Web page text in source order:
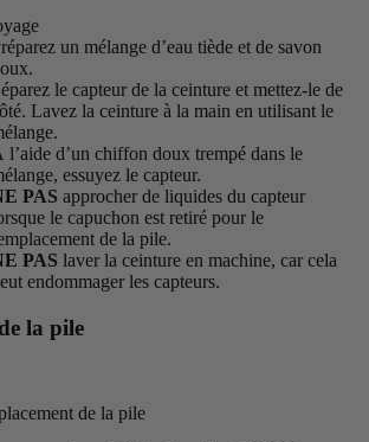
un mélange d’eau tiède et de savon
le capteur de la ceinture et mettez-le de
Lavez la ceinture à la main en utilisant le
l’aide d’un chiffon doux trempé dans le
essuyez le capteur.
PAS approcher de liquides du capteur
le capuchon est retiré pour le
de la pile.
PAS laver la ceinture en machine, car cela
endommager les capteurs.
la pile